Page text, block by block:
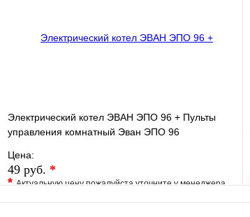
Электрический котел ЭВАН ЭПО 96 + Пульты
управления комнатный Эван ЭПО 96
Цена:
49 руб. *
*Актуальную цену пожалуйста уточните у менеджера
В избранное Сравнение